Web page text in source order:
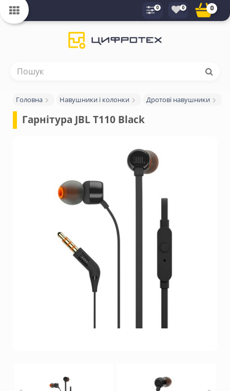
0
0 0
Головна Навушники і колонки Дротові навушники
Гарнітура JBL T110 Black